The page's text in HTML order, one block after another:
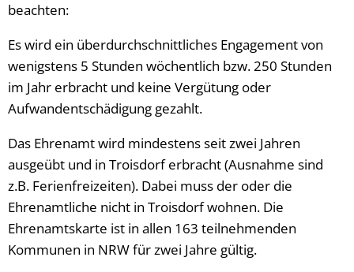
beachten:
Es wird ein überdurchschnittliches Engagement von
wenigstens 5 Stunden wöchentlich bzw. 250 Stunden
im Jahr erbracht und keine Vergütung oder
Aufwandentschädigung gezahlt.
Das Ehrenamt wird mindestens seit zwei Jahren
ausgeübt und in Troisdorf erbracht (Ausnahme sind
z.B. Ferienfreizeiten). Dabei muss der oder die
Ehrenamtliche nicht in Troisdorf wohnen. Die
Ehrenamtskarte ist in allen 163 teilnehmenden
Kommunen in NRW für zwei Jahre gültig.